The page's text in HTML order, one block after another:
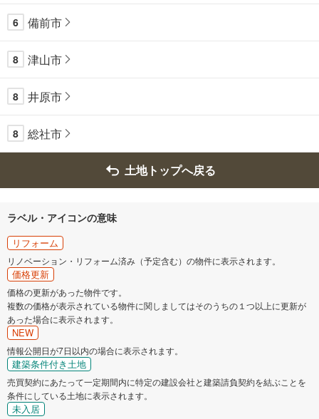
6 備前市
8 津山市
8 井原市
8 総社市
土地トップへ戻る
ラベル・アイコンの意味
リフォーム
リノベーション・リフォーム済み（予定含む）の物件に表示されます。
価格更新
価格の更新があった物件です。
複数の価格が表示されている物件に関しましてはそのうちの１つ以上に更新が
あった場合に表示されます。
NEW
情報公開日が7日以内の場合に表示されます。
建築条件付き土地
売買契約にあたって一定期間内に特定の建設会社と建築請負契約を結ぶことを
条件にしている土地に表示されます。
未入居